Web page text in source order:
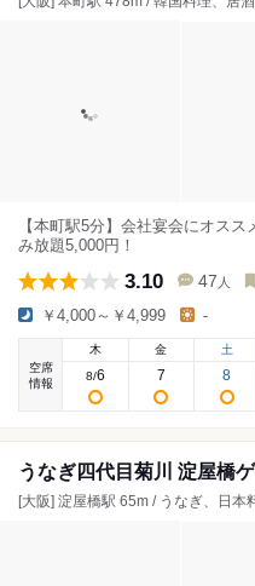
【本町駅5分】会社宴会にオス
み放題5,000円！
3.10 47 人
￥4,000～￥4,999 -
空席
情報
木
8/6
金
7
土
8
うなぎ四代目菊川 淀屋橋
[大阪] 淀屋橋駅 65m / うなぎ、日本